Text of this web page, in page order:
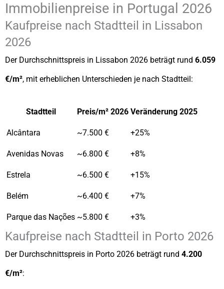
Immobilienpreise in Portugal 2026
Kaufpreise nach Stadtteil in Lissabon
2026
Der Durchschnittspreis in Lissabon 2026 beträgt rund 6.059
€/m², mit erheblichen Unterschieden je nach Stadtteil:
Stadtteil Preis/m² 2026 Veränderung 2025
Alcântara ~7.500 € +25%
Avenidas Novas ~6.800 € +8%
Estrela ~6.500 € +15%
Belém ~6.400 € +7%
Parque das Nações ~5.800 € +3%
Kaufpreise nach Stadtteil in Porto 2026
Der Durchschnittspreis in Porto 2026 beträgt rund 4.200
€/m²: